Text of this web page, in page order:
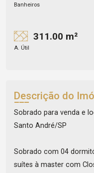
Banheiros
311.00 m²
A. Útil
Descrição do
Sobrado para venda e
Santo André/SP
Sobrado com 04
suítes à master com